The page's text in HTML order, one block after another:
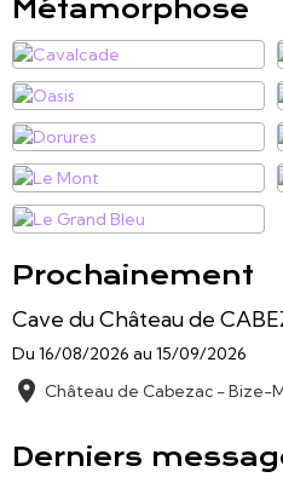
Métamorphose
Prochainement
Cave du Château de
Du 16/08/2026 au 15/09/2026
Château de Cabezac - Bize-
Derniers